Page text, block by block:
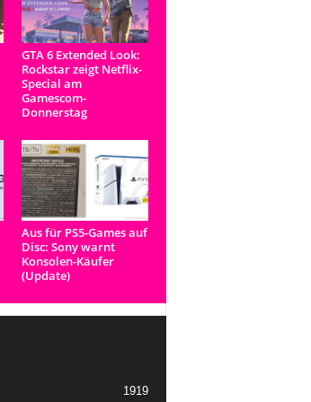
GTA 6 Extended Look:
Rockstar zeigt Netflix-
Special am
Gamescom-
Donnerstag
Aus für PS5-Games auf
Disc: Sony warnt
Konsolen-Käufer
(Update)
1919